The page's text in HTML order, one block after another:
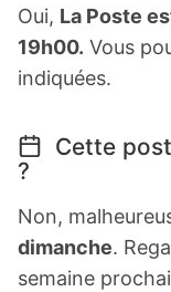
Oui, La Poste
19h00. Vous
indiquées.
Cette
?
Non,
dimanche.
semaine